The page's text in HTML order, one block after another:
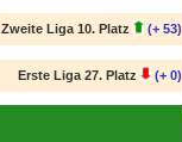
Zweite Liga 10. Platz (+ 53)
Erste Liga 27. Platz (+ 0)